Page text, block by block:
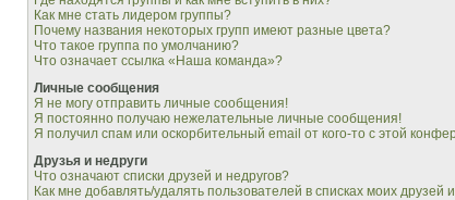
Как мне стать лидером группы?
Почему названия некоторых групп имеют разные цвета?
Что такое группа по умолчанию?
Что означает ссылка «Наша команда»?
Личные сообщения
Я не могу отправить личные сообщения!
Я постоянно получаю нежелательные личные сообщения!
Я получил спам или оскорбительный email от кого-то с этой
Друзья и недруги
Что означают списки друзей и недругов?
Как мне добавлять/удалять пользователей в списках моих друзей